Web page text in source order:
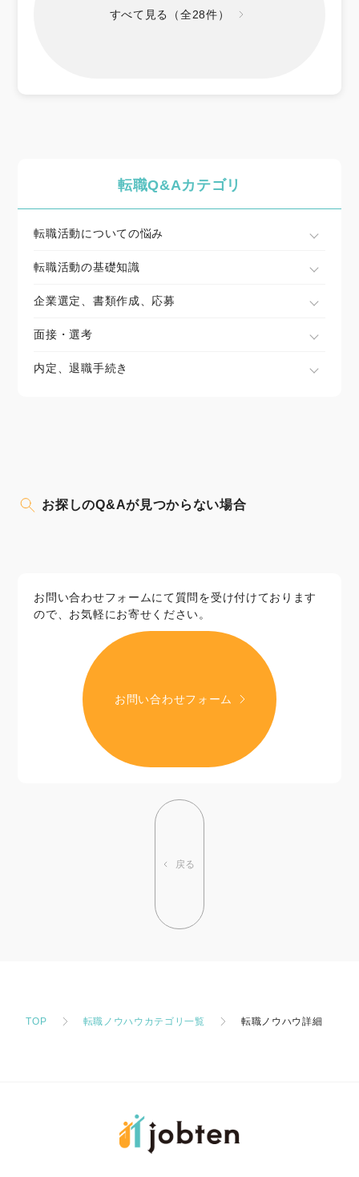
すべて見る（全28件）
転職Q&Aカテゴリ
転職活動についての悩み
転職活動の基礎知識
企業選定、書類作成、応募
面接・選考
内定、退職手続き
お探しのQ&Aが見つからない場合
お問い合わせフォームにて質問を受け付けております
ので、お気軽にお寄せください。
お問い合わせフォーム
戻る
TOP 転職ノウハウカテゴリ一覧 転職ノウハウ詳細